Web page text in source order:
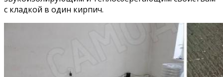
с кладкой в один кирпич.